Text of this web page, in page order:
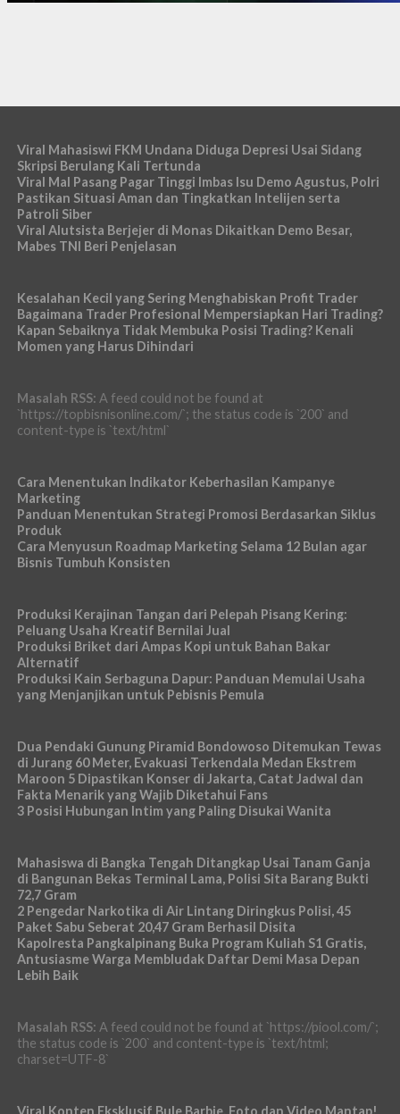
Viral Mahasiswi FKM Undana Diduga Depresi Usai Sidang
Skripsi Berulang Kali Tertunda
Viral Mal Pasang Pagar Tinggi Imbas Isu Demo Agustus, Polri
Pastikan Situasi Aman dan Tingkatkan Intelijen serta
Patroli Siber
Viral Alutsista Berjejer di Monas Dikaitkan Demo Besar,
Mabes TNI Beri Penjelasan
Kesalahan Kecil yang Sering Menghabiskan Profit Trader
Bagaimana Trader Profesional Mempersiapkan Hari Trading?
Kapan Sebaiknya Tidak Membuka Posisi Trading? Kenali
Momen yang Harus Dihindari
Masalah RSS: A feed could not be found at
`https://topbisnisonline.com/`; the status code is `200` and
content-type is `text/html`
Cara Menentukan Indikator Keberhasilan Kampanye
Marketing
Panduan Menentukan Strategi Promosi Berdasarkan Siklus
Produk
Cara Menyusun Roadmap Marketing Selama 12 Bulan agar
Bisnis Tumbuh Konsisten
Produksi Kerajinan Tangan dari Pelepah Pisang Kering:
Peluang Usaha Kreatif Bernilai Jual
Produksi Briket dari Ampas Kopi untuk Bahan Bakar
Alternatif
Produksi Kain Serbaguna Dapur: Panduan Memulai Usaha
yang Menjanjikan untuk Pebisnis Pemula
Dua Pendaki Gunung Piramid Bondowoso Ditemukan Tewas
di Jurang 60 Meter, Evakuasi Terkendala Medan Ekstrem
Maroon 5 Dipastikan Konser di Jakarta, Catat Jadwal dan
Fakta Menarik yang Wajib Diketahui Fans
3 Posisi Hubungan Intim yang Paling Disukai Wanita
Mahasiswa di Bangka Tengah Ditangkap Usai Tanam Ganja
di Bangunan Bekas Terminal Lama, Polisi Sita Barang Bukti
72,7 Gram
2 Pengedar Narkotika di Air Lintang Diringkus Polisi, 45
Paket Sabu Seberat 20,47 Gram Berhasil Disita
Kapolresta Pangkalpinang Buka Program Kuliah S1 Gratis,
Antusiasme Warga Membludak Daftar Demi Masa Depan
Lebih Baik
Masalah RSS: A feed could not be found at `https://piool.com/`;
the status code is `200` and content-type is `text/html;
charset=UTF-8`
Viral Konten Eksklusif Bule Barbie, Foto dan Video Mantap!